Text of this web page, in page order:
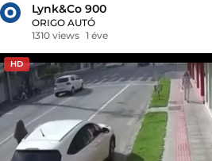
Lynk&Co 900
ORIGO AUTÓ
1310 views 1 éve
HD